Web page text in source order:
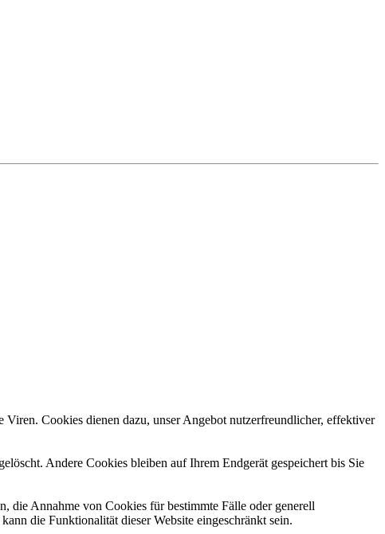
Cookies dienen dazu, unser Angebot nutzerfreundlicher, effektiver
Andere Cookies bleiben auf Ihrem Endgerät gespeichert bis Sie
die Annahme von Cookies für bestimmte Fälle oder generell
die Funktionalität dieser Website eingeschränkt sein.